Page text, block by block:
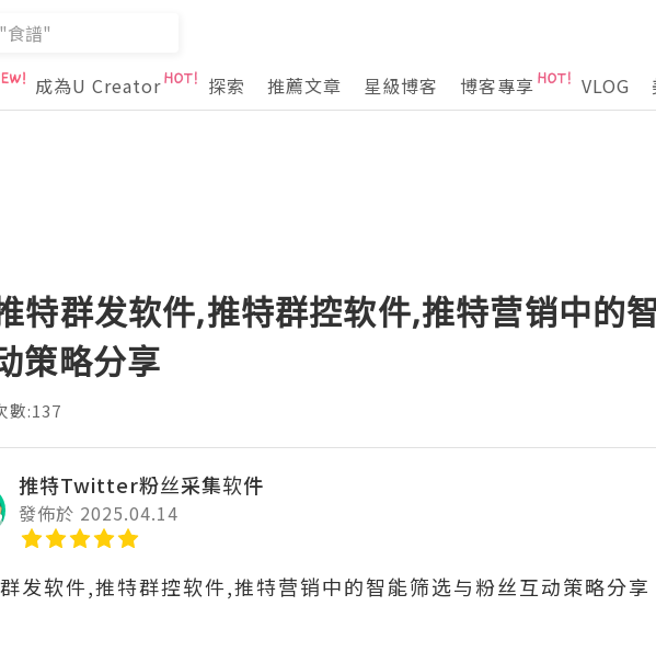
成為U Creator 探索 推薦文章 星級博客 博客專享 VLOG
特群发软件,推特群控软件,推特营销中的
策略分享
數:137
推特Twitter粉丝采集软件
發佈於 2025.04.14
发软件,推特群控软件,推特营销中的智能筛选与粉丝互动策略分享